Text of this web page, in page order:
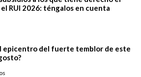
RUI 2026: téngalos en cuenta
epicentro del fuerte temblor de este